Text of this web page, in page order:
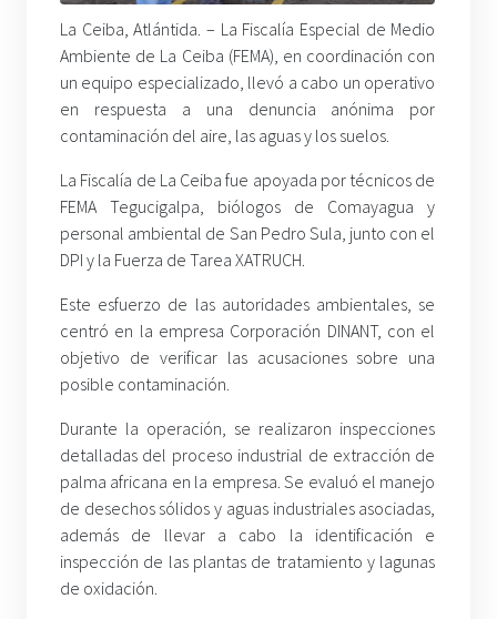
La Ceiba, Atlántida. – La Fiscalía Especial de Medio
Ambiente de La Ceiba (FEMA), en coordinación con
un equipo especializado, llevó a cabo un operativo
en respuesta a una denuncia anónima por
contaminación del aire, las aguas y los suelos.
La Fiscalía de La Ceiba fue apoyada por técnicos de
FEMA Tegucigalpa, biólogos de Comayagua y
personal ambiental de San Pedro Sula, junto con el
DPI y la Fuerza de Tarea XATRUCH.
Este esfuerzo de las autoridades ambientales, se
centró en la empresa Corporación DINANT, con el
objetivo de verificar las acusaciones sobre una
posible contaminación.
Durante la operación, se realizaron inspecciones
detalladas del proceso industrial de extracción de
palma africana en la empresa. Se evaluó el manejo
de desechos sólidos y aguas industriales asociadas,
además de llevar a cabo la identificación e
inspección de las plantas de tratamiento y lagunas
de oxidación.